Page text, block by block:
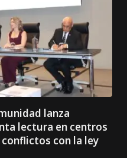
lanza
lectura en centros
con la ley